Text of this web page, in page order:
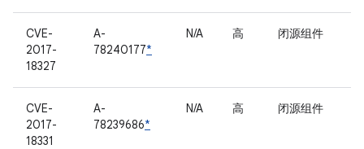
CVE-
2017-
18327
A-
78240177*
N/A 高 闭源组件
CVE-
2017-
18331
A-
78239686*
N/A 高 闭源组件